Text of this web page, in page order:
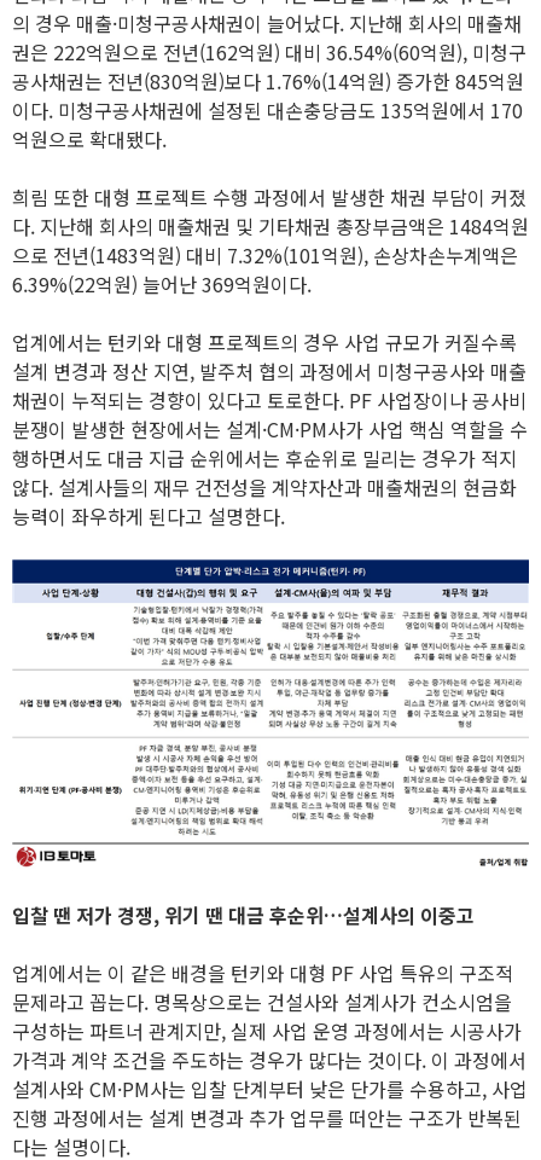
의 경우 매출·미청구공사채권이 늘어났다. 지난해 회사의 매출채
권은 222억원으로 전년(162억원) 대비 36.54%(60억원), 미청구
공사채권는 전년(830억원)보다 1.76%(14억원) 증가한 845억원
이다. 미청구공사채권에 설정된 대손충당금도 135억원에서 170
억원으로 확대됐다.
희림 또한 대형 프로젝트 수행 과정에서 발생한 채권 부담이 커졌
다. 지난해 회사의 매출채권 및 기타채권 총장부금액은 1484억원
으로 전년(1483억원) 대비 7.32%(101억원), 손상차손누계액은
6.39%(22억원) 늘어난 369억원이다.
업계에서는 턴키와 대형 프로젝트의 경우 사업 규모가 커질수록
설계 변경과 정산 지연, 발주처 협의 과정에서 미청구공사와 매출
채권이 누적되는 경향이 있다고 토로한다. PF 사업장이나 공사비
분쟁이 발생한 현장에서는 설계·CM·PM사가 사업 핵심 역할을 수
행하면서도 대금 지급 순위에서는 후순위로 밀리는 경우가 적지
않다. 설계사들의 재무 건전성을 계약자산과 매출채권의 현금화
능력이 좌우하게 된다고 설명한다.
입찰 땐 저가 경쟁, 위기 땐 대금 후순위…설계사의 이중고
업계에서는 이 같은 배경을 턴키와 대형 PF 사업 특유의 구조적
문제라고 꼽는다. 명목상으로는 건설사와 설계사가 컨소시엄을
구성하는 파트너 관계지만, 실제 사업 운영 과정에서는 시공사가
가격과 계약 조건을 주도하는 경우가 많다는 것이다. 이 과정에서
설계사와 CM·PM사는 입찰 단계부터 낮은 단가를 수용하고, 사업
진행 과정에서는 설계 변경과 추가 업무를 떠안는 구조가 반복된
다는 설명이다.